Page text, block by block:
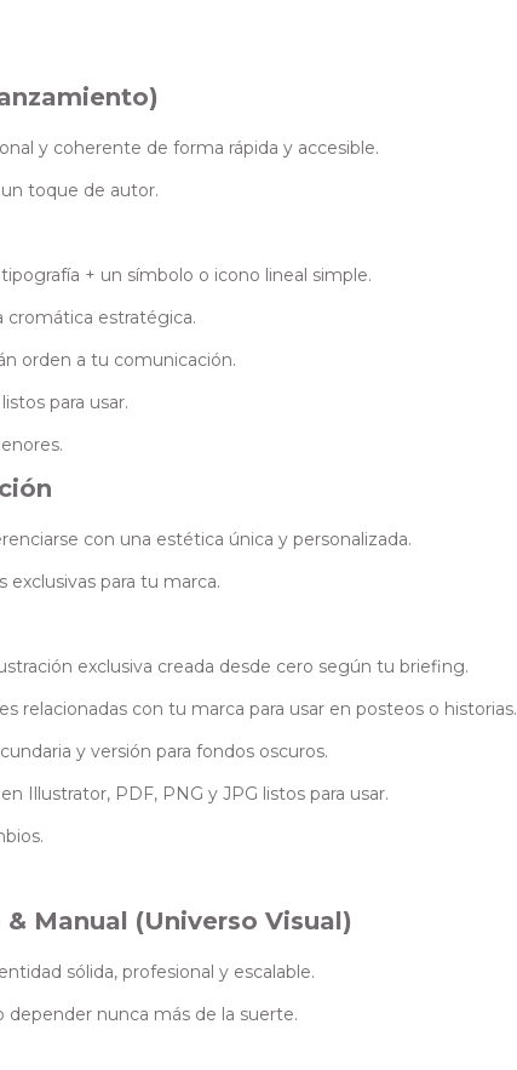
y coherente de forma rápida y accesible.
toque de autor.
+ un símbolo o icono lineal simple.
estratégica.
orden a tu comunicación.
para usar.
con una estética única y personalizada.
exclusivas para tu marca.
exclusiva creada desde cero según tu briefing.
relacionadas con tu marca para usar en posteos o historias.
y versión para fondos oscuros.
Illustrator, PDF, PNG y JPG listos para usar.
Manual (Universo Visual)
sólida, profesional y escalable.
depender nunca más de la suerte.